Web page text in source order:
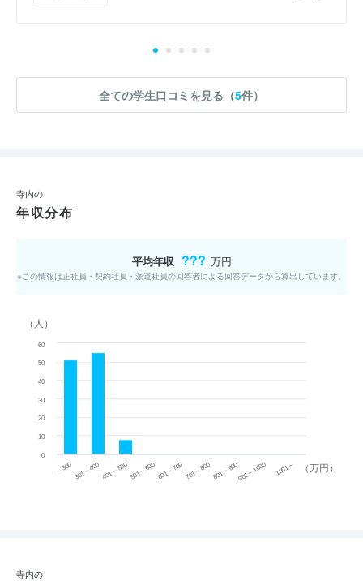
全ての学生口コミを見る（5件）
寺内の
年収分布
平均年収 ??? 万円
※この情報は正社員・契約社員・派遣社員の回答者による回答データから算出しています。
（万円）
（人）
~ 300 301 ~ 400 401 ~ 500501 ~ 600601 ~ 700701 ~ 800801 ~ 900901 ~ 1000 1001 ~
0
10
20
30
40
50
60
寺内の